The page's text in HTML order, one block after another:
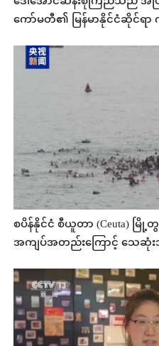
ကော်မတီ၏ မြန်မာနိုင်ငံဆိုင်
စပိန်နိုင်ငံ စီယူတာ (Ceuta) မြို့
အကျပ်အတည်းကြောင့် သေဆုံ